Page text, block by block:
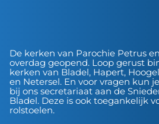
De kerken van Parochie Petrus
overdag geopend. Loop gerust
kerken van Bladel, Hapert,
en Netersel. En voor vragen kun
bij ons secretariaat aan de
Bladel. Deze is ook toegankelijk
rolstoelen.